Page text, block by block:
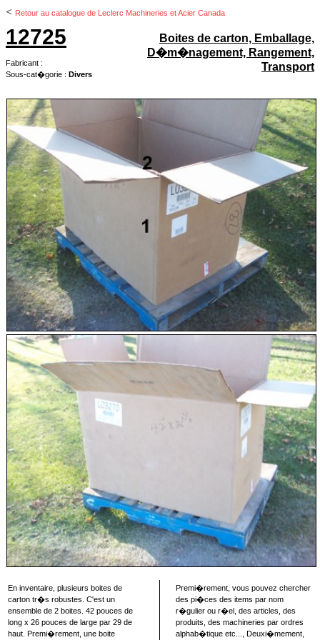
< Retour au catalogue de Leclerc Machineries et Acier Canada
12725
Fabricant :
Sous-cat�gorie : Divers
Boites de carton, Emballage,
D�m�nagement, Rangement,
Transport
En inventaire, plusieurs boites de
carton tr�s robustes. C'est un
ensemble de 2 boites. 42 pouces de
long x 26 pouces de large par 29 de
haut. Premi�rement, une boite
Premi�rement, vous pouvez chercher
des pi�ces des items par nom
r�gulier ou r�el, des articles, des
produits, des machineries par ordres
alphab�tique etc..., Deuxi�mement,